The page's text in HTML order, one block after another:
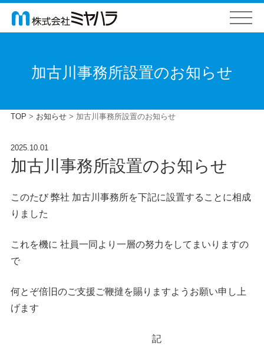
加古川事務所設置のお知らせ
TOP > お知らせ> 加古川事務所設置のお知らせ
2025.10.01
加古川事務所設置のお知らせ
このたび 弊社 加古川事務所を下記に設置することに相成
りました
これを機に 社員一同より一層の努力をしてまいりますの
で
何とぞ倍旧のご支援ご鞭撻を賜りますようお願い申し上
げます
記